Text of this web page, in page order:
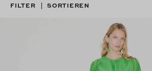
FILTER | SORTIEREN